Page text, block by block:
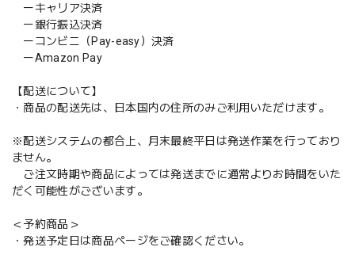
ーキャリア決済
ー銀行振込決済
ーコンビニ（Pay-easy）決済
ーAmazon Pay
【配送について】
・商品の配送先は、日本国内の住所のみご利用いただけます。
※配送システムの都合上、月末最終平日は発送作業を行っており
ません。
ご注文時期や商品によっては発送までに通常よりお時間をいた
だく可能性がございます。
＜予約商品＞
・発送予定日は商品ページをご確認ください。